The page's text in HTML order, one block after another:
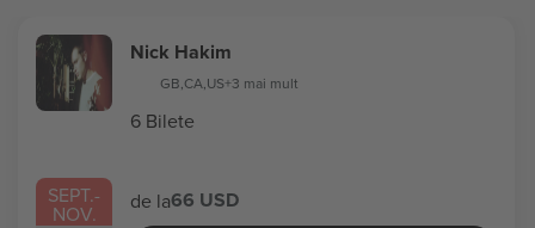
SEPT.-
NOV.
Nick Hakim
GB,CA,US+3 mai mult
6 Bilete
de la66 USD